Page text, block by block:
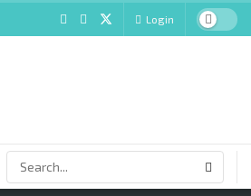
Login